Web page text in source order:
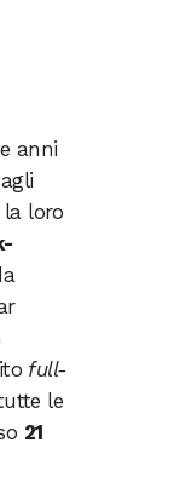
anni
loro
full-
le
21